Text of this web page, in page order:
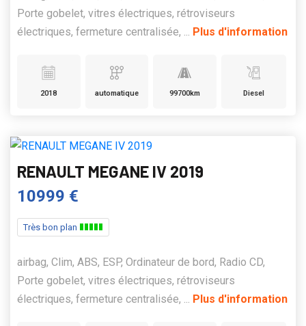
Porte gobelet, vitres électriques, rétroviseurs
électriques, fermeture centralisée, ... Plus d'information
2018 automatique 99700km Diesel
RENAULT MEGANE IV 2019
10999 €
Très bon plan
airbag, Clim, ABS, ESP, Ordinateur de bord, Radio CD,
Porte gobelet, vitres électriques, rétroviseurs
électriques, fermeture centralisée, ... Plus d'information